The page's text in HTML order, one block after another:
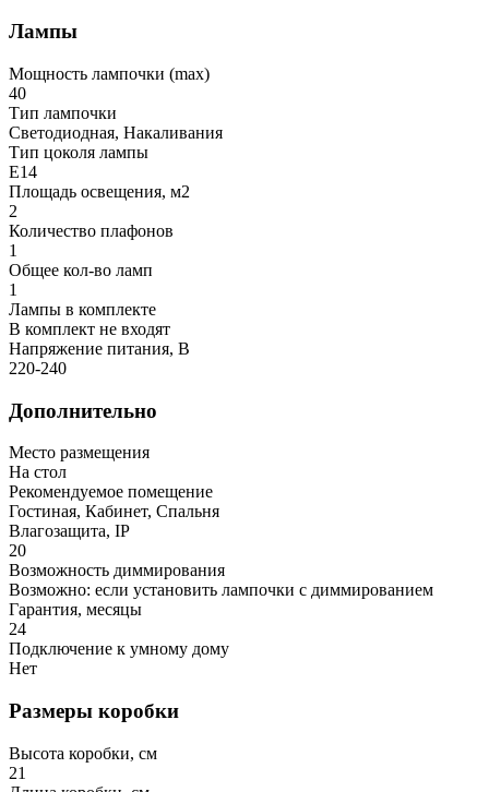
Лампы
Мощность лампочки (max)
40
Тип лампочки
Светодиодная, Накаливания
Тип цоколя лампы
E14
Площадь освещения, м2
2
Количество плафонов
1
Общее кол-во ламп
1
Лампы в комплекте
В комплект не входят
Напряжение питания, В
220-240
Дополнительно
Место размещения
На стол
Рекомендуемое помещение
Гостиная, Кабинет, Спальня
Влагозащита, IP
20
Возможность диммирования
Возможно: если установить лампочки с диммированием
Гарантия, месяцы
24
Подключение к умному дому
Нет
Размеры коробки
Высота коробки, см
21